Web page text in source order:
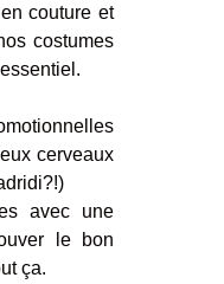
couture et
costumes
cerveaux
avec une
le bon
ça.